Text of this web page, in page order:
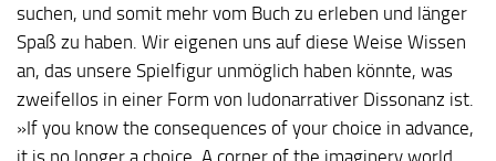
suchen, und somit mehr vom Buch zu erleben und länger
Spaß zu haben. Wir eigenen uns auf diese Weise Wissen
an, das unsere Spielfigur unmöglich haben könnte, was
zweifellos in einer Form von ludonarrativer Dissonanz ist.
»If you know the consequences of your choice in advance,